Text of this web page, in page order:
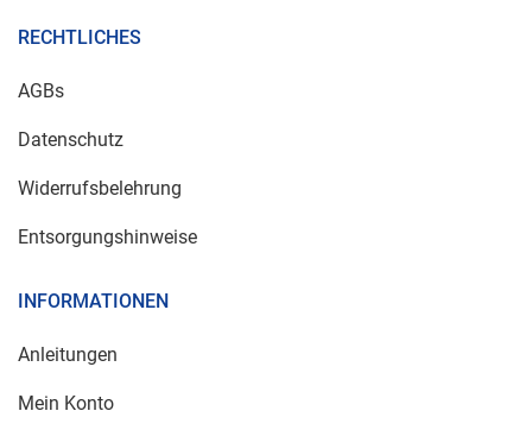
RECHTLICHES
AGBs
Datenschutz
Widerrufsbelehrung
Entsorgungshinweise
INFORMATIONEN
Anleitungen
Mein Konto